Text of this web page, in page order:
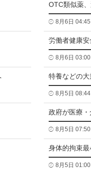
OTC類似薬
8月6日 04:45
労働者健康
8月6日 03:00
特養などの
8月5日 08:44
政府が医療
8月5日 07:50
身体的拘束
8月5日 01:00